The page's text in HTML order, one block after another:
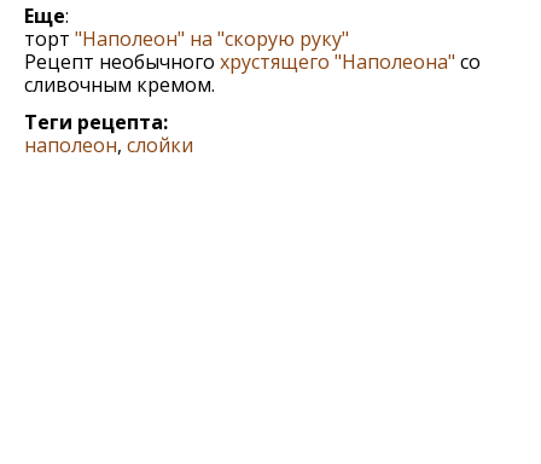
Еще:
торт "Наполеон" на "скорую руку"
Рецепт необычного хрустящего "Наполеона" со
сливочным кремом.
Теги рецепта:
наполеон, слойки